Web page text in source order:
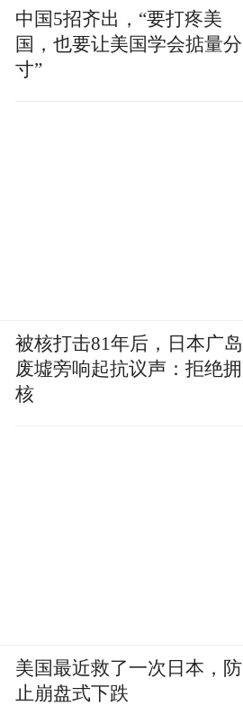
中国5招齐出，“要打疼美
国，也要让美国学会掂量分
寸”
被核打击81年后，日本广岛
废墟旁响起抗议声：拒绝拥
核
美国最近救了一次日本，防
止崩盘式下跌